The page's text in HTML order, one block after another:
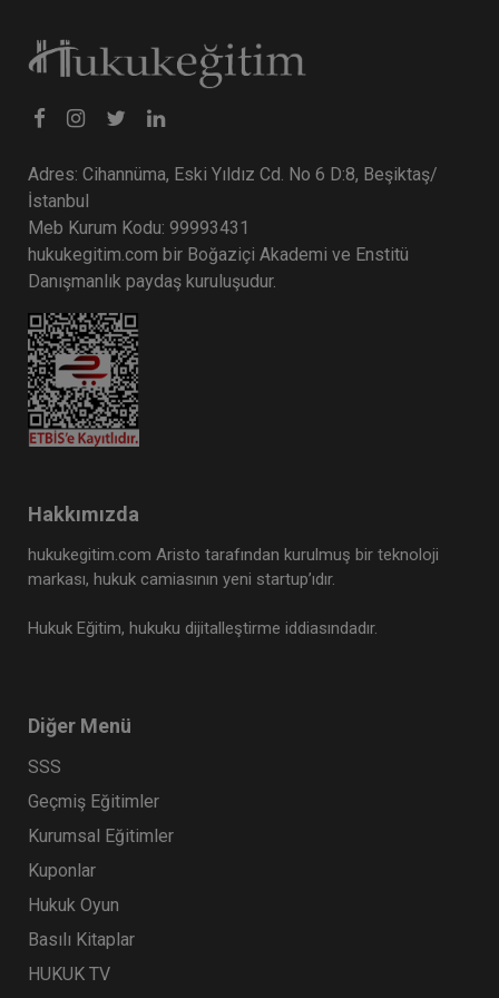
Adres: Cihannüma, Eski Yıldız Cd. No 6 D:8, Beşiktaş/
İstanbul
Meb Kurum Kodu: 99993431
hukukegitim.com bir Boğaziçi Akademi ve Enstitü
Danışmanlık paydaş kuruluşudur.
Hakkımızda
hukukegitim.com Aristo tarafından kurulmuş bir teknoloji
markası, hukuk camiasının yeni startup’ıdır.
Hukuk Eğitim, hukuku dijitalleştirme iddiasındadır.
Diğer Menü
SSS
Geçmiş Eğitimler
Kurumsal Eğitimler
Kuponlar
Hukuk Oyun
Basılı Kitaplar
HUKUK TV